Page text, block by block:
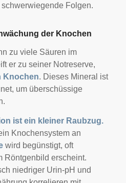
Folgen.
der Knochen
zu viele Säuren im
er zu seiner Notreserve,
Knochen. Dieses Mineral ist
um überschüssige
ist ein kleiner Raubzug.
Knochensystem an
wird begünstigt, oft
Röntgenbild erscheint.
niedriger Urin-pH und